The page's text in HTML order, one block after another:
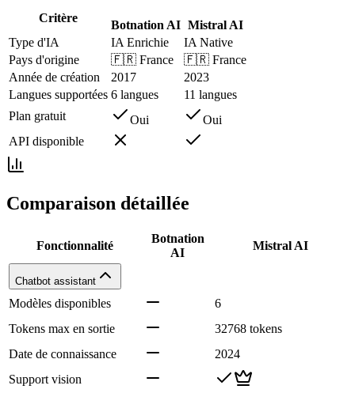
Critère
Botnation AI Mistral AI
Type d'IA
IA Enrichie
IA Native
Pays d'origine
🇫🇷 France 🇫🇷 France
Année de création
2017
2023
Langues supportées 6 langues
11 langues
Plan gratuit
Oui
Oui
API disponible
Comparaison détaillée
Fonctionnalité
Botnation
AI
Mistral AI
Chatbot assistant
Modèles disponibles
6
Tokens max en sortie
32768 tokens
Date de connaissance
2024
Support vision